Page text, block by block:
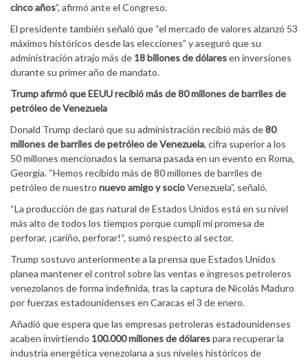
cinco años”, afirmó ante el Congreso.
El presidente también señaló que “el mercado de valores alzanzó 53
máximos históricos desde las elecciones” y aseguró que su
administración atrajo más de 18 billones de dólaresen inversiones
durante su primer año de mandato.
Trump afirmó que EEUU recibió más de 80 millones de barriles de
petróleo de Venezuela
Donald Trump declaró que su administración recibió más de80
millones de barriles de petróleo de Venezuela, cifra superior a los
50 millones mencionados la semana pasada en un evento en Roma,
Georgia. “Hemos recibido más de 80 millones de barriles de
petróleo de nuestro nuevo amigo y socioVenezuela”, señaló.
“La producción de gas natural de Estados Unidos está en su nivel
más alto de todos los tiempos porque cumplí mi promesa de
perforar, ¡cariño, perforar!“, sumó respecto al sector.
Trump sostuvo anteriormente a la prensa que Estados Unidos
planea mantener el control sobre las ventas e ingresos petroleros
venezolanos de forma indefinida, tras la captura de Nicolás Maduro
por fuerzas estadounidenses en Caracas el 3 de enero.
Añadió que espera que las empresas petroleras estadounidenses
acaben invirtiendo 100.000 millones de dólarespara recuperar la
industria energética venezolana a sus niveles históricos de